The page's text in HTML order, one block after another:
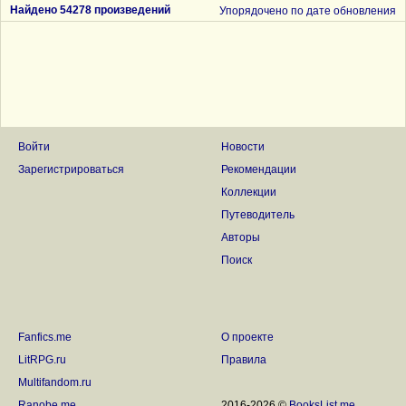
Найдено 54278 произведений Упорядочено по дате обновления
Войти
Зарегистрироваться
Новости
Рекомендации
Коллекции
Путеводитель
Авторы
Поиск
Fanfics.me
LitRPG.ru
Multifandom.ru
О проекте
Правила